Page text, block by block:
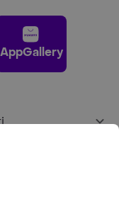
AppGallery